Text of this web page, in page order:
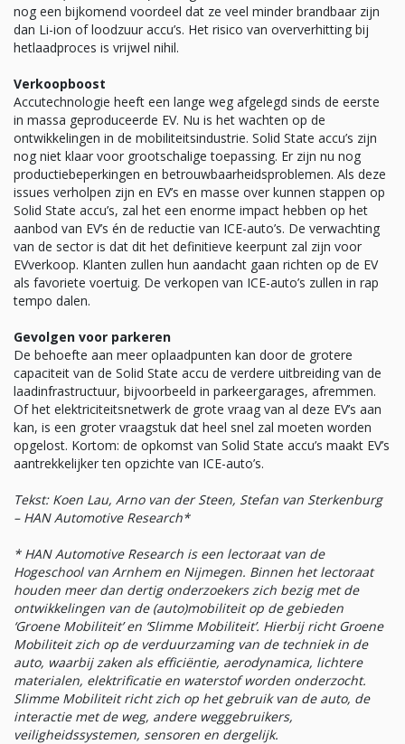
nog een bijkomend voordeel dat ze veel minder brandbaar zijn
dan Li-ion of loodzuur accu’s. Het risico van oververhitting bij
hetlaadproces is vrijwel nihil.
Verkoopboost
Accutechnologie heeft een lange weg afgelegd sinds de eerste
in massa geproduceerde EV. Nu is het wachten op de
ontwikkelingen in de mobiliteitsindustrie. Solid State accu’s zijn
nog niet klaar voor grootschalige toepassing. Er zijn nu nog
productiebeperkingen en betrouwbaarheidsproblemen. Als deze
issues verholpen zijn en EV’s en masse over kunnen stappen op
Solid State accu’s, zal het een enorme impact hebben op het
aanbod van EV’s én de reductie van ICE-auto’s. De verwachting
van de sector is dat dit het definitieve keerpunt zal zijn voor
EVverkoop. Klanten zullen hun aandacht gaan richten op de EV
als favoriete voertuig. De verkopen van ICE-auto’s zullen in rap
tempo dalen.
Gevolgen voor parkeren
De behoefte aan meer oplaadpunten kan door de grotere
capaciteit van de Solid State accu de verdere uitbreiding van de
laadinfrastructuur, bijvoorbeeld in parkeergarages, afremmen.
Of het elektriciteitsnetwerk de grote vraag van al deze EV’s aan
kan, is een groter vraagstuk dat heel snel zal moeten worden
opgelost. Kortom: de opkomst van Solid State accu’s maakt EV’s
aantrekkelijker ten opzichte van ICE-auto’s.
Tekst: Koen Lau, Arno van der Steen, Stefan van Sterkenburg
– HAN Automotive Research*
* HAN Automotive Research is een lectoraat van de
Hogeschool van Arnhem en Nijmegen. Binnen het lectoraat
houden meer dan dertig onderzoekers zich bezig met de
ontwikkelingen van de (auto)mobiliteit op de gebieden
‘Groene Mobiliteit’ en ‘Slimme Mobiliteit’. Hierbij richt Groene
Mobiliteit zich op de verduurzaming van de techniek in de
auto, waarbij zaken als efficiëntie, aerodynamica, lichtere
materialen, elektrificatie en waterstof worden onderzocht.
Slimme Mobiliteit richt zich op het gebruik van de auto, de
interactie met de weg, andere weggebruikers,
veiligheidssystemen, sensoren en dergelijk.